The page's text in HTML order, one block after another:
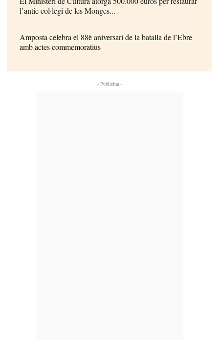
l’antic col·legi de les Monges...
Amposta celebra el 88è aniversari de la batalla de l’Ebre
amb actes commemoratius
- Publicitat -